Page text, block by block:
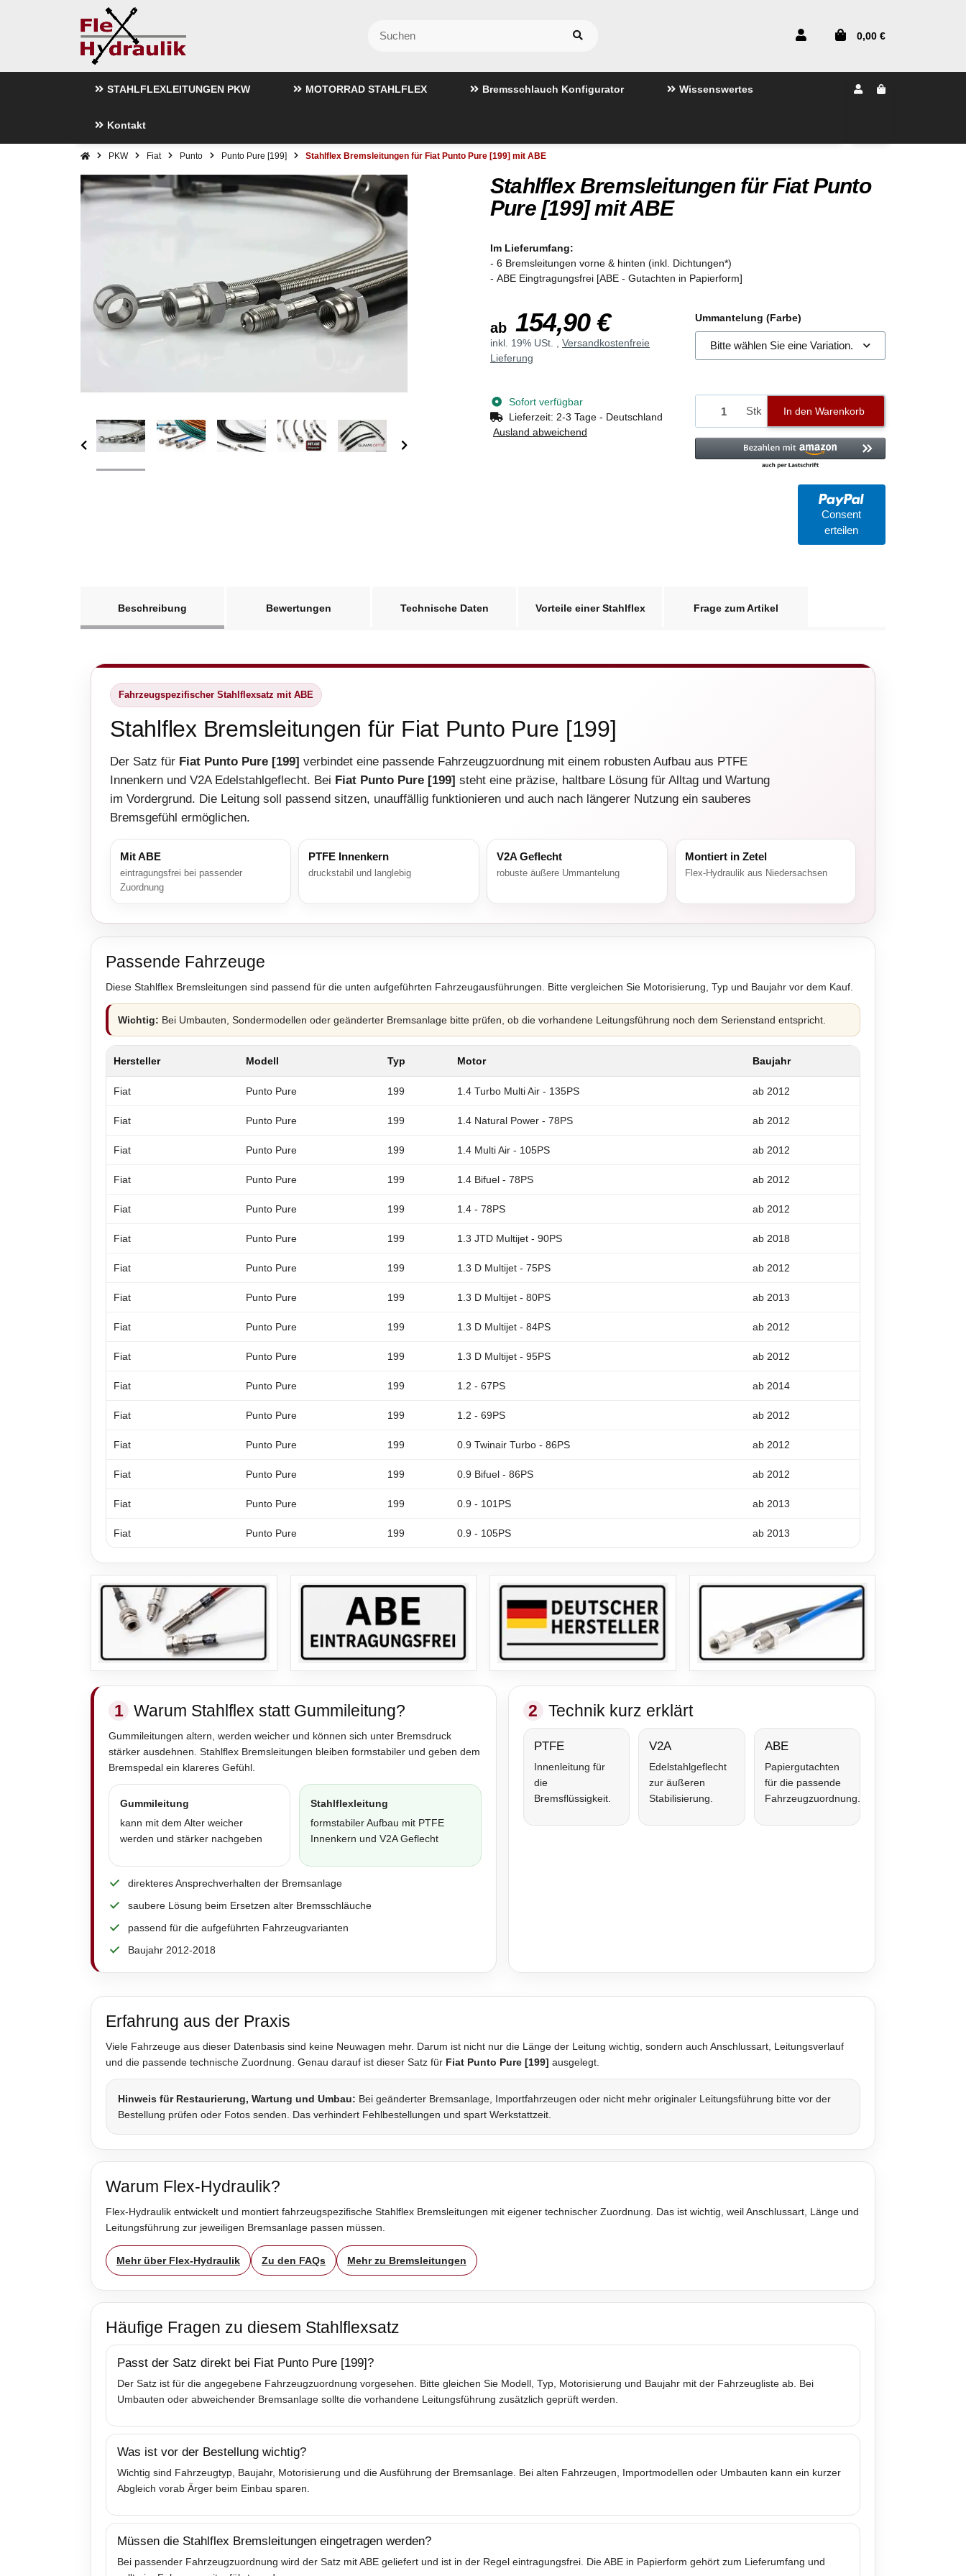
0,00 €
STAHLFLEXLEITUNGEN PKW MOTORRAD STAHLFLEX Bremsschlauch Konfigurator Wissenswertes
Kontakt
PKW Fiat Punto Punto Pure [199] Stahlflex Bremsleitungen für Fiat Punto Pure [199] mit ABE
Stahlflex Bremsleitungen für Fiat Punto
Pure [199] mit ABE
Im Lieferumfang:
- 6 Bremsleitungen vorne & hinten (inkl. Dichtungen*)
- ABE Eingtragungsfrei [ABE - Gutachten in Papierform]
ab 154,90 €
inkl. 19% USt. , Versandkostenfreie
Lieferung
Sofort verfügbar
Lieferzeit: 2-3 Tage - Deutschland
Ausland abweichend
Ummantelung (Farbe)
Bitte wählen Sie eine Variation.
Stk In den Warenkorb
Consent
erteilen
Beschreibung
Bewertungen Technische Daten Vorteile einer Stahlflex Frage zum Artikel
Fahrzeugspezifischer Stahlflexsatz mit ABE
Stahlflex Bremsleitungen für Fiat Punto Pure [199]
Der Satz für Fiat Punto Pure [199] verbindet eine passende Fahrzeugzuordnung mit einem robusten Aufbau aus PTFE
Innenkern und V2A Edelstahlgeflecht. Bei Fiat Punto Pure [199] steht eine präzise, haltbare Lösung für Alltag und Wartung
im Vordergrund. Die Leitung soll passend sitzen, unauffällig funktionieren und auch nach längerer Nutzung ein sauberes
Bremsgefühl ermöglichen.
Mit ABE
eintragungsfrei bei passender
Zuordnung
PTFE Innenkern
druckstabil und langlebig
V2A Geflecht
robuste äußere Ummantelung
Montiert in Zetel
Flex-Hydraulik aus Niedersachsen
Passende Fahrzeuge
Diese Stahlflex Bremsleitungen sind passend für die unten aufgeführten Fahrzeugausführungen. Bitte vergleichen Sie Motorisierung, Typ und Baujahr vor dem Kauf.
Wichtig: Bei Umbauten, Sondermodellen oder geänderter Bremsanlage bitte prüfen, ob die vorhandene Leitungsführung noch dem Serienstand entspricht.
Hersteller Modell Typ Motor Baujahr
Fiat Punto Pure 199 1.4 Turbo Multi Air - 135PS ab 2012
Fiat Punto Pure 199 1.4 Natural Power - 78PS ab 2012
Fiat Punto Pure 199 1.4 Multi Air - 105PS ab 2012
Fiat Punto Pure 199 1.4 Bifuel - 78PS ab 2012
Fiat Punto Pure 199 1.4 - 78PS ab 2012
Fiat Punto Pure 199 1.3 JTD Multijet - 90PS ab 2018
Fiat Punto Pure 199 1.3 D Multijet - 75PS ab 2012
Fiat Punto Pure 199 1.3 D Multijet - 80PS ab 2013
Fiat Punto Pure 199 1.3 D Multijet - 84PS ab 2012
Fiat Punto Pure 199 1.3 D Multijet - 95PS ab 2012
Fiat Punto Pure 199 1.2 - 67PS ab 2014
Fiat Punto Pure 199 1.2 - 69PS ab 2012
Fiat Punto Pure 199 0.9 Twinair Turbo - 86PS ab 2012
Fiat Punto Pure 199 0.9 Bifuel - 86PS ab 2012
Fiat Punto Pure 199 0.9 - 101PS ab 2013
Fiat Punto Pure 199 0.9 - 105PS ab 2013
1 Warum Stahlflex statt Gummileitung?
Gummileitungen altern, werden weicher und können sich unter Bremsdruck
stärker ausdehnen. Stahlflex Bremsleitungen bleiben formstabiler und geben dem
Bremspedal ein klareres Gefühl.
Gummileitung
kann mit dem Alter weicher
werden und stärker nachgeben
Stahlflexleitung
formstabiler Aufbau mit PTFE
Innenkern und V2A Geflecht
direkteres Ansprechverhalten der Bremsanlage
saubere Lösung beim Ersetzen alter Bremsschläuche
passend für die aufgeführten Fahrzeugvarianten
Baujahr 2012-2018
2 Technik kurz erklärt
PTFE
Innenleitung für
die
Bremsflüssigkeit.
V2A
Edelstahlgeflecht
zur äußeren
Stabilisierung.
ABE
Papiergutachten
für die passende
Fahrzeugzuordnung.
Erfahrung aus der Praxis
Viele Fahrzeuge aus dieser Datenbasis sind keine Neuwagen mehr. Darum ist nicht nur die Länge der Leitung wichtig, sondern auch Anschlussart, Leitungsverlauf
und die passende technische Zuordnung. Genau darauf ist dieser Satz für Fiat Punto Pure [199] ausgelegt.
Hinweis für Restaurierung, Wartung und Umbau: Bei geänderter Bremsanlage, Importfahrzeugen oder nicht mehr originaler Leitungsführung bitte vor der
Bestellung prüfen oder Fotos senden. Das verhindert Fehlbestellungen und spart Werkstattzeit.
Warum Flex-Hydraulik?
Flex-Hydraulik entwickelt und montiert fahrzeugspezifische Stahlflex Bremsleitungen mit eigener technischer Zuordnung. Das ist wichtig, weil Anschlussart, Länge und
Leitungsführung zur jeweiligen Bremsanlage passen müssen.
Mehr über Flex-Hydraulik Zu den FAQs Mehr zu Bremsleitungen
Häufige Fragen zu diesem Stahlflexsatz
Passt der Satz direkt bei Fiat Punto Pure [199]?
Der Satz ist für die angegebene Fahrzeugzuordnung vorgesehen. Bitte gleichen Sie Modell, Typ, Motorisierung und Baujahr mit der Fahrzeugliste ab. Bei
Umbauten oder abweichender Bremsanlage sollte die vorhandene Leitungsführung zusätzlich geprüft werden.
Was ist vor der Bestellung wichtig?
Wichtig sind Fahrzeugtyp, Baujahr, Motorisierung und die Ausführung der Bremsanlage. Bei alten Fahrzeugen, Importmodellen oder Umbauten kann ein kurzer
Abgleich vorab Ärger beim Einbau sparen.
Müssen die Stahlflex Bremsleitungen eingetragen werden?
Bei passender Fahrzeugzuordnung wird der Satz mit ABE geliefert und ist in der Regel eintragungsfrei. Die ABE in Papierform gehört zum Lieferumfang und